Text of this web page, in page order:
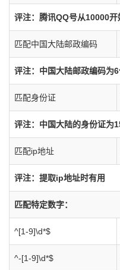
评注：腾讯QQ号从10000开
匹配中国大陆邮政编码
评注：中国大陆邮政编码为
匹配身份证
评注：中国大陆的身份证为
匹配ip地址
评注：提取ip地址时有用
匹配特定数字：
^[1-9]\d*$
^-[1-9]\d*$